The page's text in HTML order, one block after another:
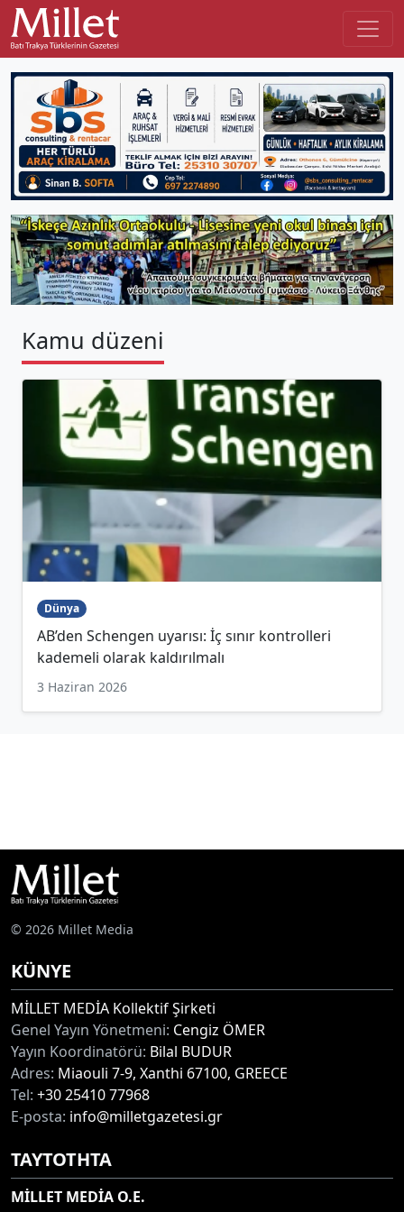
Kamu düzeni
Dünya
AB’den Schengen uyarısı: İç sınır kontrolleri
kademeli olarak kaldırılmalı
3 Haziran 2026
© 2026 Millet Media
KÜNYE
MİLLET MEDİA Kollektif Şirketi
Genel Yayın Yönetmeni: Cengiz ÖMER
Yayın Koordinatörü: Bilal BUDUR
Adres: Miaouli 7-9, Xanthi 67100, GREECE
Tel: +30 25410 77968
E-posta: info@milletgazetesi.gr
ΤΑΥΤΟΤΗΤΑ
MİLLET MEDİA O.E.